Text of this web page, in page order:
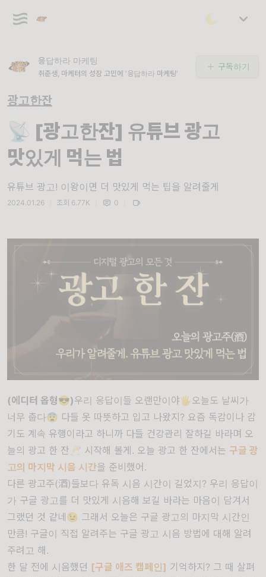
응답하라 마케팅
취준생, 마케터의 성장 고민에 ‘응답하라 마케팅’
구독하기
광고한잔
📡 [광고한잔] 유튜브 광고
맛있게 먹는 법
유튜브 광고! 이왕이면 더 맛있게 먹는 팁을 알려줄게
2024.01.26 조회 6.77K 0
(에디터 옵형😎)우리 응답이들 오랜만이야🖐오늘도 날씨가
너무 춥다😨 다들 옷 따뜻하고 입고 나왔지? 요즘 독감이나 감
기도 계속 유행이라고 하니까 다들 건강관리 잘하길 바라며 오
늘의 광고 한 잔🥂 시작해 볼게. 오늘 광고 한 잔에서는 구글 광
고의 마지막 시음 시간을 준비했어.
다른 광고주(酒)들보다 유독 시음 시간이 길었지? 우리 응답이
가 구글 광고를 더 맛있게 시음해 보길 바라는 마음이 담겨서
그랬던 것 같네😉 그래서 오늘은 구글 광고의 마지막 시간인
만큼! 구글이 직접 알려주는 구글 광고 시음 방법에 대해 알려
주려고 해.
한 달 전에 시음했던 [구글 애즈 캠페인] 기억하지? 그 때 살펴